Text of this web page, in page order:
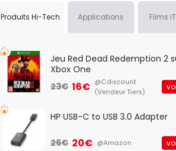
Produits Hi-Tech Applications Films
Jeu Red Dead Redemption 2
Xbox One
23€ 16€ @Cdiscount
(Vendeur Tiers)
HP USB-C to USB 3.0 Adapter
26€ 20€ @Amazon